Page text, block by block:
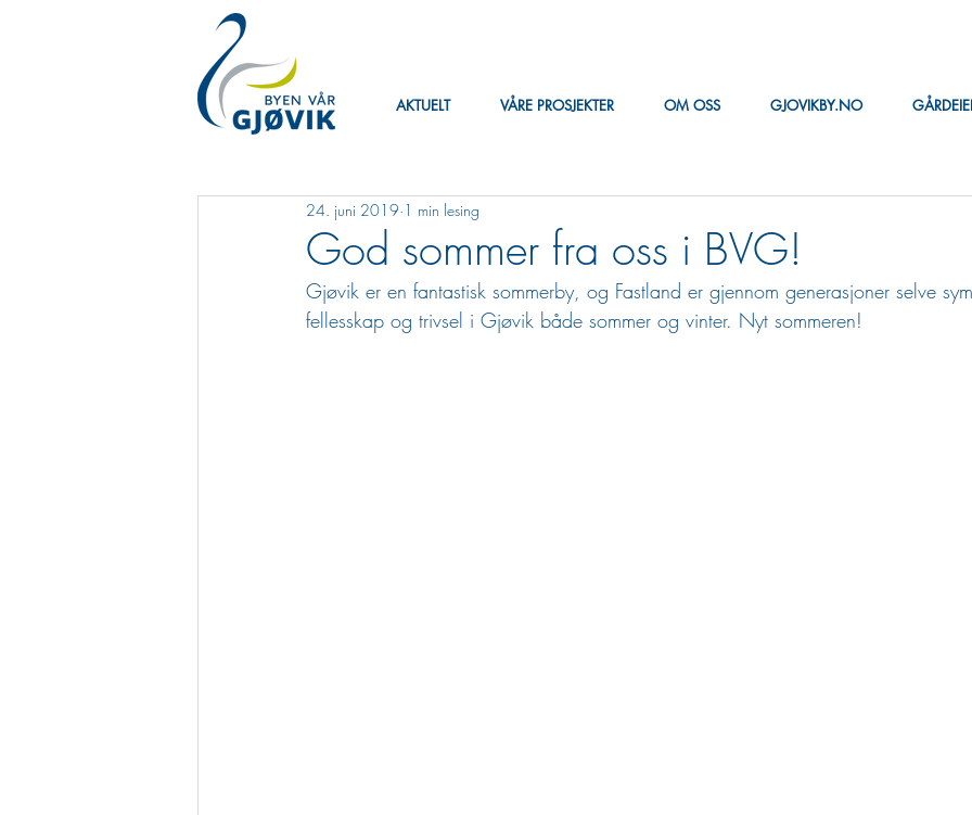
AKTUELT VÅRE PROSJEKTER OM OSS GJOVIKBY.NO
God sommer fra oss i BVG!
24. juni 2019 1 min lesing
Gjøvik er en fantastisk sommerby, og Fastland er gjennom generasjoner selve
fellesskap og trivsel i Gjøvik både sommer og vinter. Nyt sommeren!